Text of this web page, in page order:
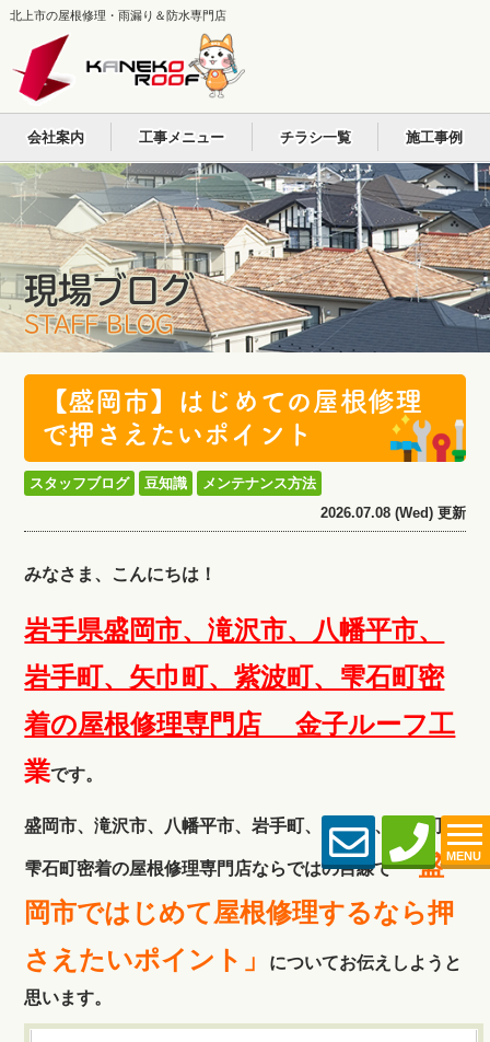
北上市の屋根修理・雨漏り＆防水専門店
MENU
会社案内 工事メニュー チラシ一覧 施工事例
現場ブログ
STAFF BLOG
【盛岡市】はじめての屋根修理
で押さえたいポイント
スタッフブログ 豆知識
メンテナンス方法
2026.07.08 (Wed) 更新
みなさま、こんにちは！
岩手県盛岡市、滝沢市、八幡平市、
岩手町、矢巾町、紫波町、雫石町密
着の屋根修理専門店 金子ルーフ工
業です。
盛岡市、滝沢市、八幡平市、岩手町、矢巾町、紫波町、
雫石町密着の屋根修理専門店ならではの目線で「盛
岡市ではじめて屋根修理するなら押
さえたいポイント」
についてお伝えしようと
思います。